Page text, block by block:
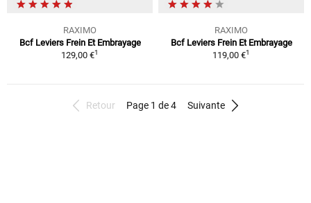
RAXIMO
Bcf Leviers Frein Et Embrayage
129,00 €1
RAXIMO
Bcf Leviers Frein Et Embrayage
119,00 €1
Retour Page 1 de 4 Suivante